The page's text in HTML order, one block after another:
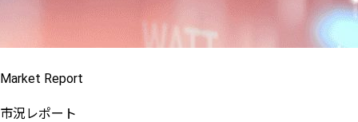
Market Report
市況レポート